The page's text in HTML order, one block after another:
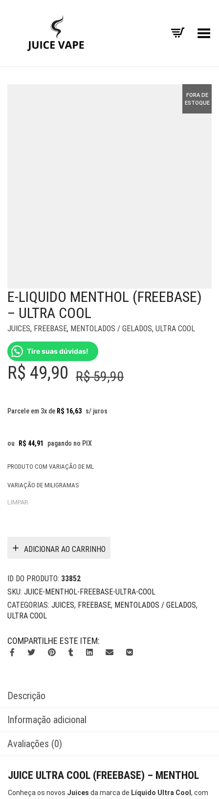
Alternar Menu
FORA DE
ESTOQUE
E-LIQUIDO MENTHOL (FREEBASE)
– ULTRA COOL
JUICES, FREEBASE, MENTOLADOS / GELADOS, ULTRA COOL
Tire suas dúvidas!
R$59,90O
R$ 49,90
O
Parcele em 3x de R$ 16,63 s/ juros
ou R$ 44,91 pagando no PIX
PRODUTO COM VARIAÇÃO DE ML
VARIAÇÃO DE MILIGRAMAS
LIMPAR
ADICIONAR AO CARRINHO
ID DO PRODUTO: 33852
SKU: JUICE-MENTHOL-FREEBASE-ULTRA-COOL
CATEGORIAS: JUICES, FREEBASE, MENTOLADOS / GELADOS,
ULTRA COOL
COMPARTILHE ESTE ITEM:
Descrição
Informação adicional
Avaliações (0)
JUICE ULTRA COOL (FREEBASE) – MENTHOL
Conheça os novos Juices da marca de Líquido Ultra Cool , com